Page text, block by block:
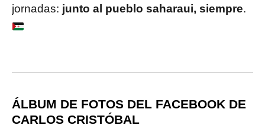
jornadas: junto al pueblo saharaui, siempre.
ÁLBUM DE FOTOS DEL FACEBOOK DE
CARLOS CRISTÓBAL